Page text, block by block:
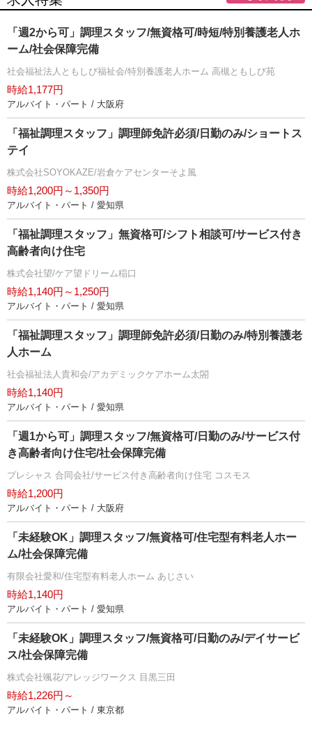
「週2から可」調理スタッフ/無資格可/時短/特別養護老人ホ
ーム/社会保障完備
社会福祉法人ともしび福祉会/特別養護老人ホーム 高槻ともしび苑
時給1,177円
アルバイト・パート / 大阪府
「福祉調理スタッフ」調理師免許必須/日勤のみ/ショートス
テイ
株式会社SOYOKAZE/岩倉ケアセンターそよ風
時給1,200円～1,350円
アルバイト・パート / 愛知県
「福祉調理スタッフ」無資格可/シフト相談可/サービス付き
高齢者向け住宅
株式会社望/ケア望ドリーム稲口
時給1,140円～1,250円
アルバイト・パート / 愛知県
「福祉調理スタッフ」調理師免許必須/日勤のみ/特別養護老
人ホーム
社会福祉法人貴和会/アカデミックケアホーム太閤
時給1,140円
アルバイト・パート / 愛知県
「週1から可」調理スタッフ/無資格可/日勤のみ/サービス付
き高齢者向け住宅/社会保障完備
プレシャス 合同会社/サービス付き高齢者向け住宅 コスモス
時給1,200円
アルバイト・パート / 大阪府
「未経験OK」調理スタッフ/無資格可/住宅型有料老人ホー
ム/社会保障完備
有限会社愛和/住宅型有料老人ホーム あじさい
時給1,140円
アルバイト・パート / 愛知県
「未経験OK」調理スタッフ/無資格可/日勤のみ/デイサービ
ス/社会保障完備
株式会社颯花/アレッジワークス 目黒三田
時給1,226円～
アルバイト・パート / 東京都